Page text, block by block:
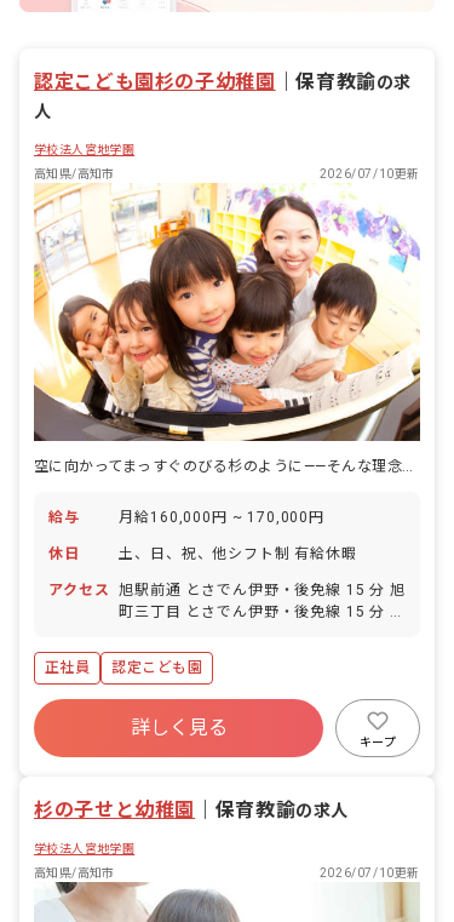
認定こども園杉の子幼稚園 ｜保育教諭の求
人
学校法人宮地学園
高知県/高知市
2026/07/10更新
空に向かってまっすぐのびる杉のように——そんな理念を、認定こども園で子どもと育みます。
給与 月給160,000円 ~ 170,000円
休日 土、日、祝、他シフト制 有給休暇
アクセス
旭駅前通 とさでん伊野・後免線 15 分 旭
町三丁目 とさでん伊野・後免線 15 分 蛍
目 とさでん伊野・後免線 17 分 鴨部 と
さでん伊野・後免線 18 分
正社員 認定こども園
詳しく見る
キープ
杉の子せと幼稚園 保育教諭の求人
学校法人宮地学園
高知県/高知市
2026/07/10更新